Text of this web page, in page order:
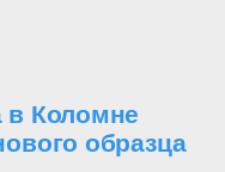
в Коломне
образца